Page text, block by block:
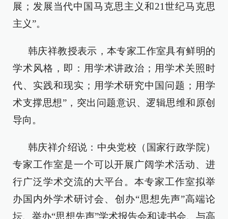
展；发展当代中国马克思主义和21世纪马克思
主义”。
韩庆祥教授表示，本专家工作室具有鲜明的
学术风格，即：用学术讲政治；用学术关照时
代、实践和现实；用学术研究中国问题；用学
术支撑思想”，突出问题意识、逻辑思维和原创
导向。
韩庆祥介绍说：中央党校（国家行政学院）
专家工作室是一个可以开展广阔学术活动、进
行广泛学术交流的大平台。本专家工作室拟举
办国内外学术研讨会、创办“思想先声”高端论
坛、举办“思想先声”学术报告会和读书会、与高